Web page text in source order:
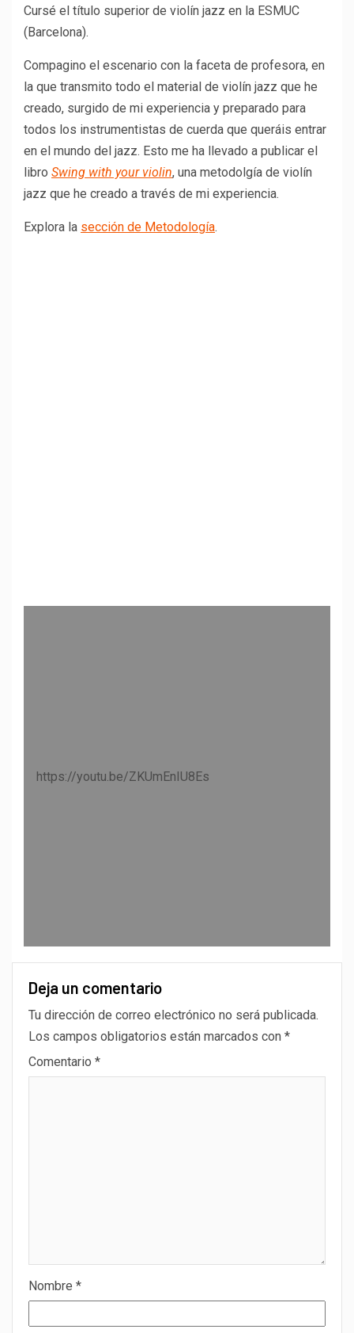
Cursé el título superior de violín jazz en la ESMUC
(Barcelona).
Compagino el escenario con la faceta de profesora, en
la que transmito todo el material de violín jazz que he
creado, surgido de mi experiencia y preparado para
todos los instrumentistas de cuerda que queráis entrar
en el mundo del jazz. Esto me ha llevado a publicar el
libro Swing with your violin, una metodolgía de violín
jazz que he creado a través de mi experiencia.
Explora la sección de Metodología.
https://youtu.be/ZKUmEnIU8Es
Deja un comentario
Tu dirección de correo electrónico no será publicada.
Los campos obligatorios están marcados con *
Comentario *
Nombre *